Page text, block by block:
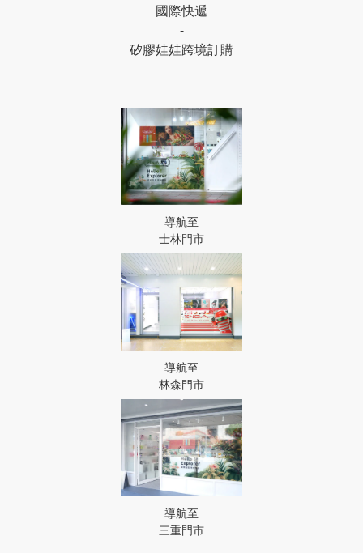
國際快遞
-
矽膠娃娃跨境訂購
導航至
士林門市
導航至
林森門市
導航至
三重門市